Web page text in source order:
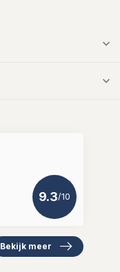
9.3/10
Bekijk meer